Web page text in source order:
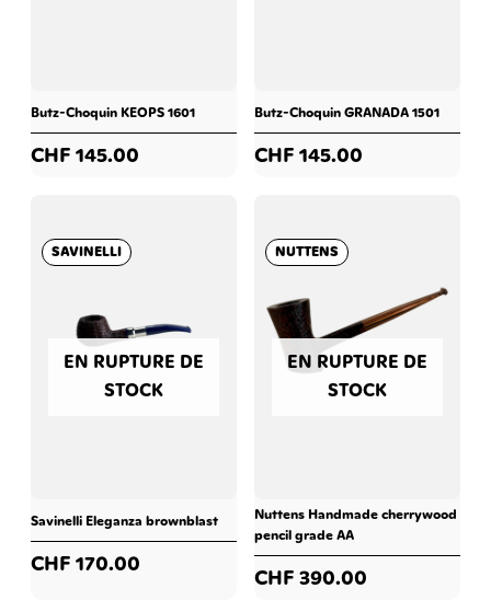
Butz-Choquin KEOPS 1601
CHF 145.00
Butz-Choquin GRANADA 1501
CHF145.00
EN RUPTURE DE
STOCK
SAVINELLI
Savinelli Eleganza brownblast
CHF 170.00
EN RUPTURE DE
STOCK
NUTTENS
Nuttens Handmade cherrywood
pencil grade AA
CHF390.00